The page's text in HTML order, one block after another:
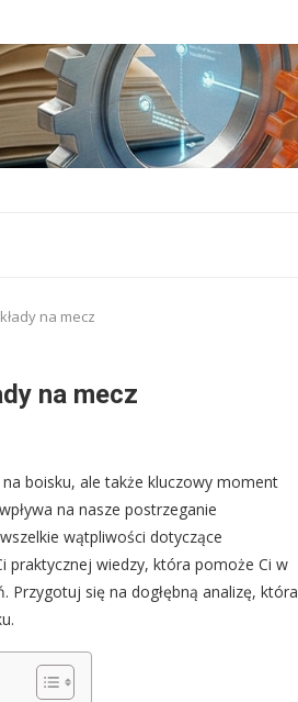
na mecz
na mecz
boisku, ale także kluczowy moment
na nasze postrzeganie
wątpliwości dotyczące
praktycznej wiedzy, która pomoże Ci w
Przygotuj się na dogłębną analizę, która